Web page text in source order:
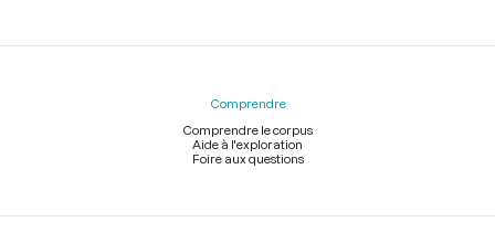
Comprendre
Comprendre le corpus
Aide à l'exploration
Foire aux questions